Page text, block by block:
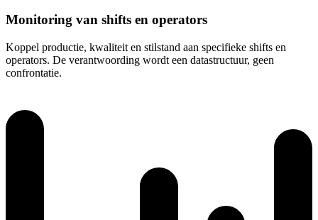
Monitoring van shifts en operators
Koppel productie, kwaliteit en stilstand aan specifieke shifts en
operators. De verantwoording wordt een datastructuur, geen
confrontatie.